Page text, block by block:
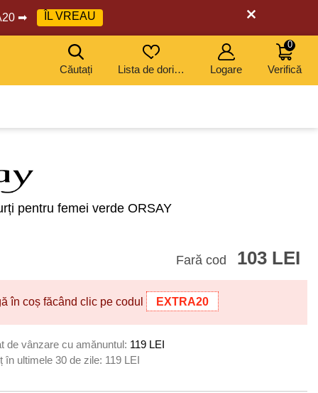
➡ ÎL VREAU
Căutați Lista de dorințe Logare Verifică
0
pentru femei verde ORSAY
Fară cod 103 LEI
în coș făcând clic pe codul EXTRA20
de vânzare cu amănuntul: 119 LEI
în ultimele 30 de zile: 119 LEI